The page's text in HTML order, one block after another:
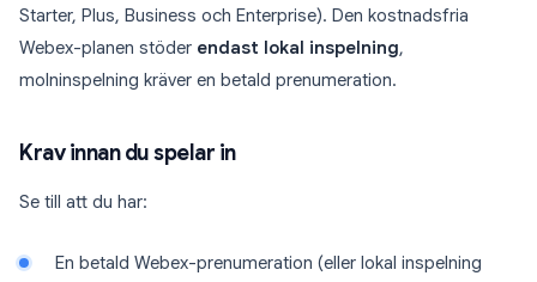
Starter, Plus, Business och Enterprise). Den kostnadsfria
Webex-planen stöder endast lokal inspelning,
molninspelning kräver en betald prenumeration.
Krav innan du spelar in
Se till att du har:
En betald Webex-prenumeration (eller lokal inspelning